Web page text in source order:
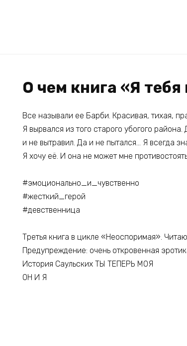
О чем книга «Я
Все называли ее Барби. Красивая, тихая,
Я вырвался из того старого убогого
и не вытравил. Да и не пытался… Я всегда
Я хочу её. И она не может мне
#эмоционально_и_чувственно
#жесткий_герой
#девственница
Третья книга в цикле «Неоспоримая».
Предупреждение: очень откровенная
История Саульских ТЫ ТЕПЕРЬ МОЯ
ОН И Я